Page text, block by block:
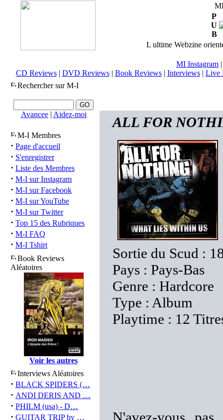
P
U
B
L ultime Webzine
MI Instagram
CD Reviews| DVD Reviews| Book Reviews| Interviews| Live
Rechercher sur M-I
Avancee| Aidez-moi
M-I Membres
· Page d'accueil
· S'enregistrer
· Liste des Membres
· M-I sur Instagram
· M-I sur Facebook
· M-I sur YouTube
· M-I sur Twitter
· Top 15 des Rubriques
· M-I FAQ
· M-I Tshirt
Book Reviews
Aléatoires
Voir les autres
Interviews Aléatoires
· BLACK SPIDERS (…
· ANDI DERIS AND …
· PHILM (usa) - D…
· GUITAR TRIP by …
ALL FOR
Sortie du Scud :
Pays : Pays-Bas
Genre : Hardcore
Type : Album
Playtime : 12